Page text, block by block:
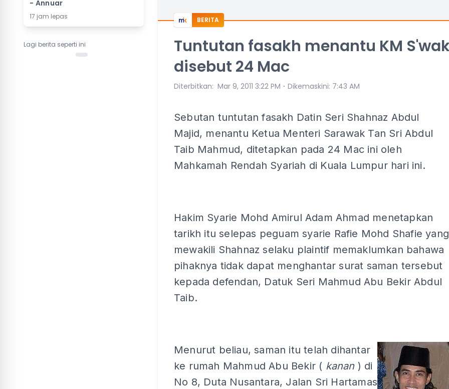
- Annuar
17 jam lepas
Lagi berita seperti ini
BERITA
Tuntutan fasakh menantu KM
disebut 24 Mac
Diterbitkan: Mar 9, 2011 3:22 PM ⋅ Dikemaskini: 7:43 AM
Sebutan tuntutan fasakh Datin Seri Shahnaz Abdul
Majid, menantu Ketua Menteri Sarawak Tan Sri Abdul
Taib Mahmud, ditetapkan pada 24 Mac ini oleh
Mahkamah Rendah Syariah di Kuala Lumpur hari ini.
Hakim Syarie Mohd Amirul Adam Ahmad menetapkan
tarikh itu selepas peguam syarie Rafie Mohd Shafie yang
mewakili Shahnaz selaku plaintif memaklumkan bahawa
pihaknya tidak dapat menghantar surat saman tersebut
kepada defendan, Datuk Seri Mahmud Abu Bekir Abdul
Taib.
Menurut beliau, saman itu telah dihantar
ke rumah Mahmud Abu Bekir ( kanan ) di
No 8, Duta Nusantara, Jalan Sri Hartamas